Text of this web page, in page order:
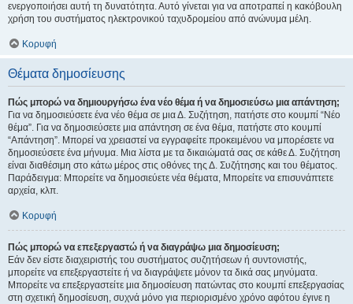
ενεργοποιήσει αυτή τη δυνατότητα. Αυτό γίνεται για να αποτραπεί η κακόβουλη
χρήση του συστήματος ηλεκτρονικού ταχυδρομείου από ανώνυμα μέλη.
Κορυφή
Θέματα δημοσίευσης
Πώς μπορώ να δημιουργήσω ένα νέο θέμα ή να δημοσιεύσω μια απάντηση;
Για να δημοσιεύσετε ένα νέο θέμα σε μια Δ. Συζήτηση, πατήστε στο κουμπί “Νέο
θέμα”. Για να δημοσιεύσετε μια απάντηση σε ένα θέμα, πατήστε στο κουμπί
“Απάντηση”. Μπορεί να χρειαστεί να εγγραφείτε προκειμένου να μπορέσετε να
δημοσιεύσετε ένα μήνυμα. Μια λίστα με τα δικαιώματά σας σε κάθε Δ. Συζήτηση
είναι διαθέσιμη στο κάτω μέρος στις οθόνες της Δ. Συζήτησης και του θέματος.
Παράδειγμα: Μπορείτε να δημοσιεύετε νέα θέματα, Μπορείτε να επισυνάπτετε
αρχεία, κλπ.
Κορυφή
Πώς μπορώ να επεξεργαστώ ή να διαγράψω μια δημοσίευση;
Εάν δεν είστε διαχειριστής του συστήματος συζητήσεων ή συντονιστής,
μπορείτε να επεξεργαστείτε ή να διαγράψετε μόνον τα δικά σας μηνύματα.
Μπορείτε να επεξεργαστείτε μια δημοσίευση πατώντας στο κουμπί επεξεργασίας
στη σχετική δημοσίευση, συχνά μόνο για περιορισμένο χρόνο αφότου έγινε η